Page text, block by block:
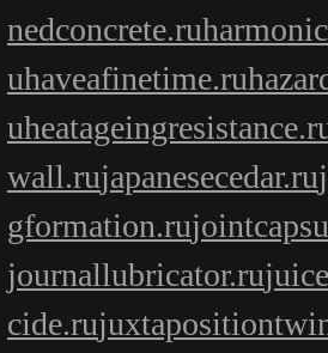
nedconcrete.ru
uhaveafinetime.ru
u
wall.rujapanesecedar.ru
gformation.ru
journallubricator.ru
cide.ru